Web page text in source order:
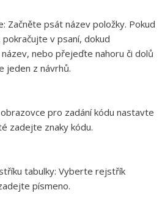
Začněte psát název položky. Pokud
v psaní, dokud
nebo přejeďte nahoru či dolů
jeden z návrhů.
pro zadání kódu nastavte
zadejte znaky kódu.
tabulky: Vyberte rejstřík
písmeno.